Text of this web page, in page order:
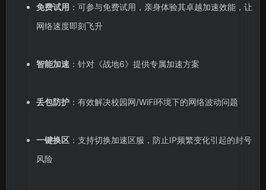
免费试用 ：可参与免费试用，亲身体验其卓越加速效能，让
网络速度即刻飞升
智能加速：针对《战地6》提供专属加速方案
丢包防护：有效解决校园网/WiFi环境下的网络波动问题
一键换区：支持切换加速区服，防止IP频繁变化引起的封号
风险